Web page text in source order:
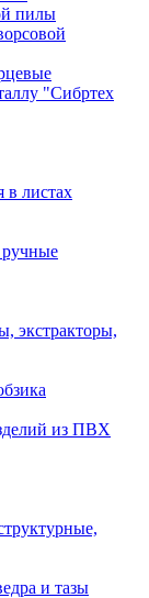
пилы
"Сибртех
в листах
экстракторы,
из ПВХ
и тазы